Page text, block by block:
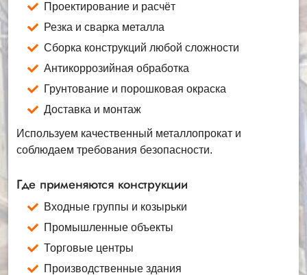
Проектирование и расчёт
Резка и сварка металла
Сборка конструкций любой сложности
Антикоррозийная обработка
Грунтование и порошковая окраска
Доставка и монтаж
Используем качественный металлопрокат и
соблюдаем требования безопасности.
Где применяются конструкции
Входные группы и козырьки
Промышленные объекты
Торговые центры
Производственные здания